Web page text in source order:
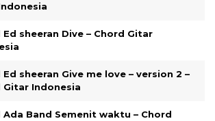
Ed sheeran Dive – Chord Gitar
Ed sheeran Give me love – version 2 –
Gitar Indonesia
Ada Band Semenit waktu – Chord